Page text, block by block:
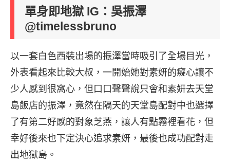
單身即地獄 IG：吳振澤
@timelessbruno
以一套白色西裝出場的振澤當時吸引了全場目光，
外表看起來比較大叔，一開始她對素妍的癡心讓不
少人感到很窩心，但口口聲聲說只會和素妍去天堂
島飯店的振澤，竟然在隔天的天堂島配對中也選擇
了有第二好感的對象芝燕，讓人有點霧裡看花，但
幸好後來也下定決心追求素妍，最後也成功配對走
出地獄島。